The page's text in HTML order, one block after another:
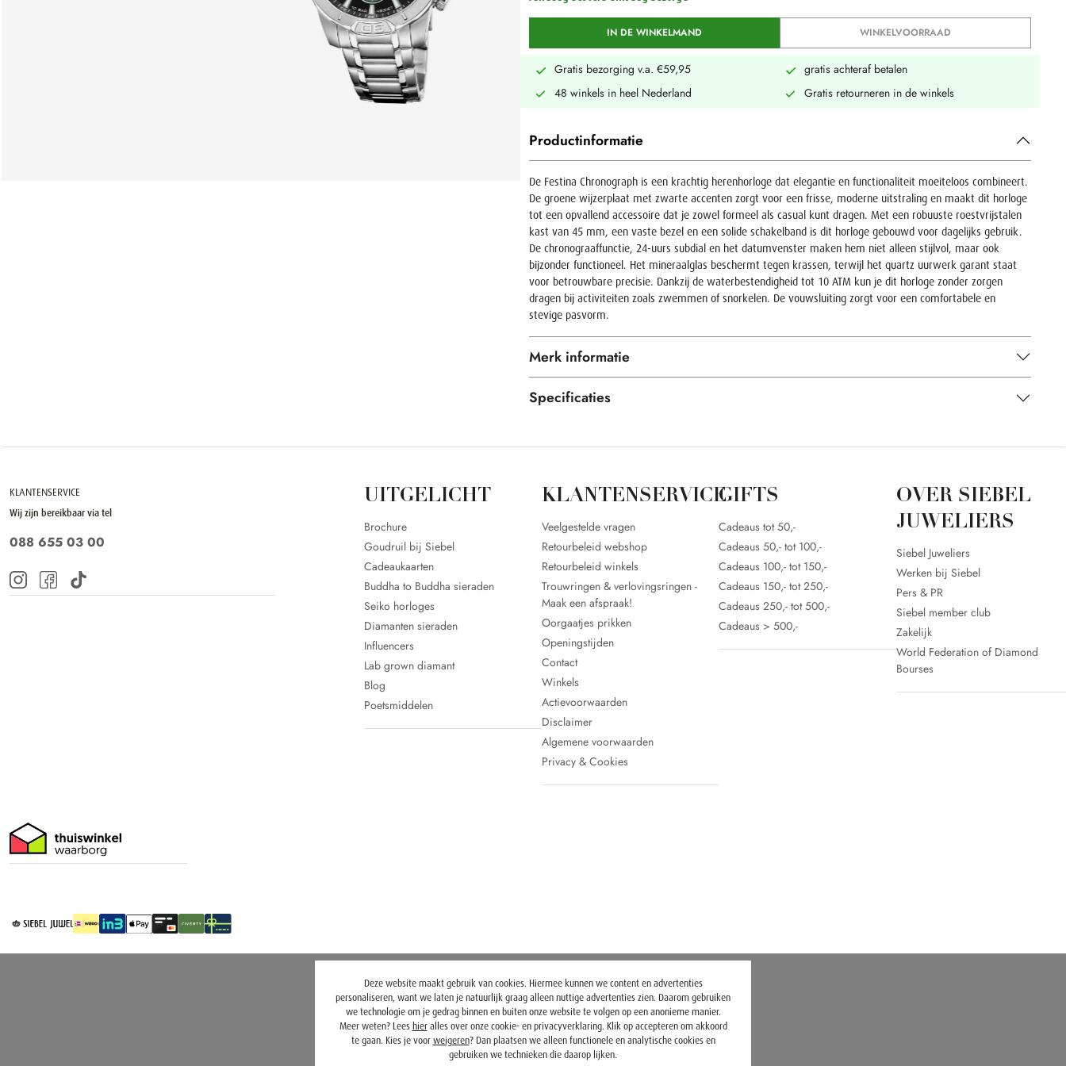
IN DE WINKELMAND WINKELVOORRAAD
Gratis bezorging v.a. €59,95
gratis achteraf betalen
48 winkels in heel Nederland
Gratis retourneren in de winkels
Productinformatie
De Festina Chronograph is een krachtig herenhorloge dat elegantie en functionaliteit moeiteloos combineert.
De groene wijzerplaat met zwarte accenten zorgt voor een frisse, moderne uitstraling en maakt dit horloge
tot een opvallend accessoire dat je zowel formeel als casual kunt dragen. Met een robuuste roestvrijstalen
kast van 45 mm, een vaste bezel en een solide schakelband is dit horloge gebouwd voor dagelijks gebruik.
De chronograaffunctie, 24-uurs subdial en het datumvenster maken hem niet alleen stijlvol, maar ook
bijzonder functioneel. Het mineraalglas beschermt tegen krassen, terwijl het quartz uurwerk garant staat
voor betrouwbare precisie. Dankzij de waterbestendigheid tot 10 ATM kun je dit horloge zonder zorgen
dragen bij activiteiten zoals zwemmen of snorkelen. De vouwsluiting zorgt voor een comfortabele en
stevige pasvorm.
Merk informatie
Specificaties
KLANTENSERVICE
Wij zijn bereikbaar via tel
088 655 03 00
UITGELICHT
Brochure
Goudruil bij Siebel
Cadeaukaarten
Buddha to Buddha sieraden
Seiko horloges
Diamanten sieraden
Influencers
Lab grown diamant
Blog
Poetsmiddelen
KLANTENSERVICE
Veelgestelde vragen
Retourbeleid webshop
Retourbeleid winkels
Trouwringen & verlovingsringen -
Maak een afspraak!
Oorgaatjes prikken
Openingstijden
Contact
Winkels
Actievoorwaarden
Disclaimer
Algemene voorwaarden
Privacy & Cookies
GIFTS
Cadeaus tot 50,-
Cadeaus 50,- tot 100,-
Cadeaus 100,- tot 150,-
Cadeaus 150,- tot 250,-
Cadeaus 250,- tot 500,-
Cadeaus > 500,-
OVER SIEBEL
JUWELIERS
Siebel Juweliers
Werken bij Siebel
Pers & PR
Siebel member club
Zakelijk
World Federation of Diamond
Bourses
Deze website maakt gebruik van cookies. Hiermee kunnen we content en advertenties
personaliseren, want we laten je natuurlijk graag alleen nuttige advertenties zien. Daarom gebruiken
we technologie om je gedrag binnen en buiten onze website te volgen op een anonieme manier.
Meer weten? Lees hieralles over onze cookie- en privacyverklaring. Klik op accepteren om akkoord
te gaan. Kies je voor weigeren? Dan plaatsen we alleen functionele en analytische cookies en
gebruiken we technieken die daarop lijken.